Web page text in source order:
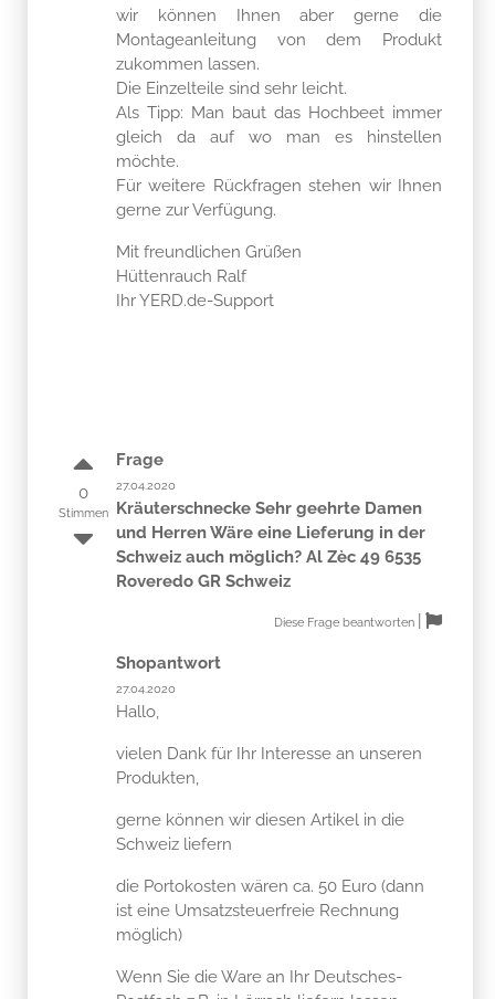
zukommen lassen.
Die Einzelteile sind sehr leicht.
Als Tipp: Man baut das Hochbeet immer
gleich da auf wo man es hinstellen
möchte.
Für weitere Rückfragen stehen wir Ihnen
gerne zur Verfügung.
Mit freundlichen Grüßen
Hüttenrauch Ralf
Ihr YERD.de-Support
Stimmen
Kräuterschnecke Sehr geehrte Damen
und Herren Wäre eine Lieferung in der
Schweiz auch möglich? Al Zèc 49 6535
Roveredo GR Schweiz
|
Hallo,
vielen Dank für Ihr Interesse an unseren
Produkten,
gerne können wir diesen Artikel in die
Schweiz liefern
die Portokosten wären ca. 50 Euro (dann
möglich)
Wenn Sie die Ware an Ihr Deutsches-
Postfach z.B. in Lörrach liefern lassen
MUSS eine Rechnung mit Umsatzsteuer